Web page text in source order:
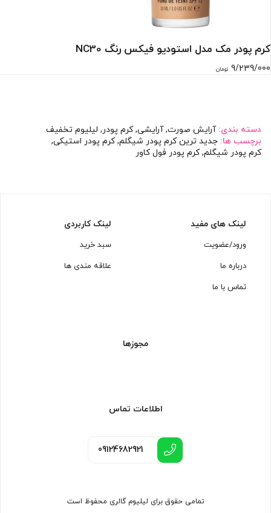
کرم پودر مک مدل استودیو فیکس رنگ NC30
9/239/000 تومان
دسته بندی:آرایش صورت,آرایشی,کرم پودر , لیلیوم تخفیف
برچسب ها: جدید ترین کرم پودر شیگلم,کرم پودر استیکی,
کرم پودر شیگلم,کرم پودر فول کاور
لینک های مفید
ورود/عضویت
درباره ما
تماس با ما
لینک کاربردی
سبد خرید
علاقه مندی ها
مجوزها
اطلاعات تماس
09124682921
تمامی حقوق برای لیلیوم گالری محفوظ است